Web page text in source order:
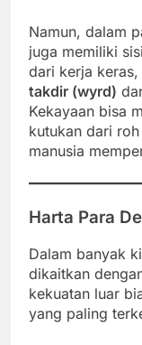
Namun, dalam
juga memiliki
dari kerja
takdir (wyrd)
Kekayaan bisa
kutukan dari
manusia
Harta Para
Dalam banyak
dikaitkan
kekuatan luar
yang paling